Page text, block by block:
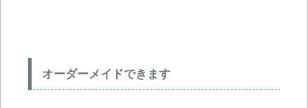
オーダーメイドできます